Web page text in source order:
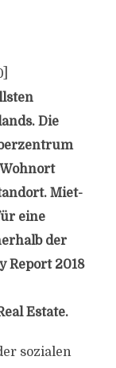
]
Die
Miet-
eine
der
Report 2018
Estate.
sozialen